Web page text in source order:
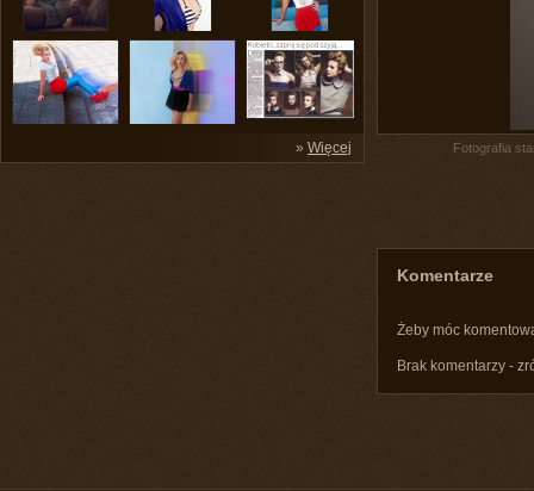
» Więcej Fotografia
Komentarze
Żeby móc
Brak komentarzy -